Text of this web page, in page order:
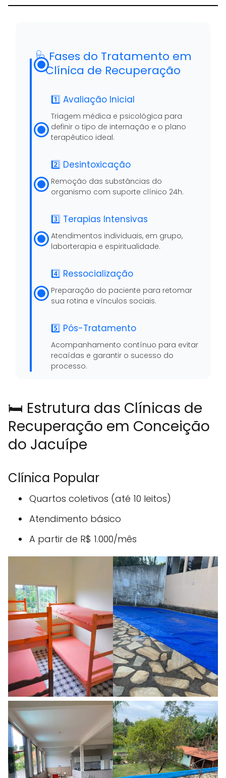
🩺 Fases do Tratamento em
Clínica de Recuperação
1️⃣ Avaliação Inicial
Triagem médica e psicológica para
definir o tipo de internação e o plano
terapêutico ideal.
2️⃣ Desintoxicação
Remoção das substâncias do
organismo com suporte clínico 24h.
3️⃣ Terapias Intensivas
Atendimentos individuais, em grupo,
laborterapia e espiritualidade.
4️⃣ Ressocialização
Preparação do paciente para retomar
sua rotina e vínculos sociais.
5️⃣ Pós-Tratamento
Acompanhamento contínuo para evitar
recaídas e garantir o sucesso do
processo.
🛏️ Estrutura das Clínicas de
Recuperação em Conceição
do Jacuípe
Clínica Popular
Quartos coletivos (até 10 leitos)
Atendimento básico
A partir de R$ 1.000/mês